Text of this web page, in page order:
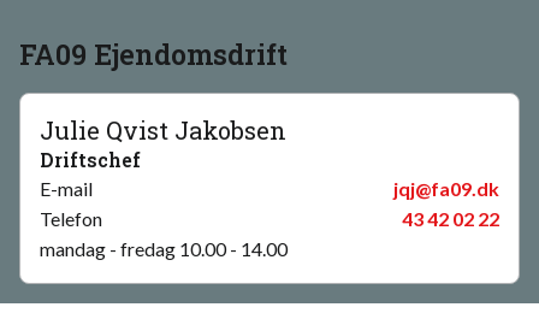
FA09 Ejendomsdrift
Julie Qvist Jakobsen
Driftschef
E-mail
jqj@fa09.dk
Telefon
43 42 02 22
mandag - fredag 10.00 - 14.00